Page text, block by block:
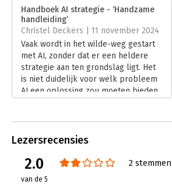
Verschijningsdatum:
9-4-2024
Hoofdrubriek: IT-management / ICT
management
Handboek AI strategie - ‘Handzame
handleiding’
Christel Deckers | 11 november 2024
Vaak wordt in het wilde-weg gestart
met AI, zonder dat er een heldere
strategie aan ten grondslag ligt. Het
is niet duidelijk voor welk probleem
AI een oplossing zou moeten bieden.
Lees verder
Lezersrecensies
2.0
van de 5
2 stemmen